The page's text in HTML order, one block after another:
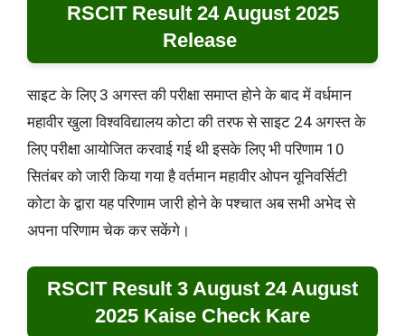
RSCIT Result 24 August 2025
Release ‌‌
साइट के लिए 3 अगस्त की परीक्षा समाप्त होने के बाद में वर्धमान
महावीर खुला विश्वविद्यालय कोटा की तरफ से साइट 24 अगस्त के
लिए परीक्षा आयोजित करवाई गई थी इसके लिए भी परिणाम 10
सितंबर को जारी किया गया है वर्तमान महावीर ओपन यूनिवर्सिटी
कोटा के द्वारा यह परिणाम जारी होने के पश्चात अब सभी अभेद से
अपना परिणाम चेक कर सकेंगे।
RSCIT Result 3 August 24 August
2025 Kaise Check Kare